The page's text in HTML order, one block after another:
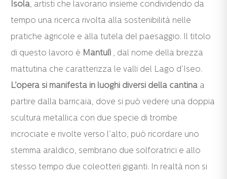
Isola, artisti che lavorano insieme condividendo da
tempo una ricerca rivolta alla sostenibilità nelle
pratiche agricole e alla tutela del paesaggio. Il titolo
di questo lavoro è Mantulì, dal nome della brezza
mattutina che caratterizza le valli del Lago d’Iseo.
L’opera si manifesta in luoghi diversi della cantinaa
partire dalla barricaia, dove si può vedere una doppia
scultura metallica con due specie di trombe
incrociate e rivolte verso l’alto, può ricordare uno
stemma araldico, sembrano due solforatrici e allo
stesso tempo due coleotteri giganti. In realtà non si